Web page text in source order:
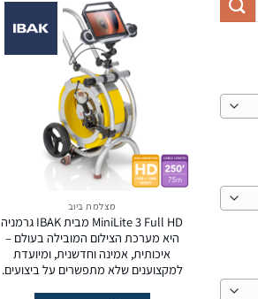
מצלמת ביוב
MiniLite 3 Full HD מבית IBAK גרמניה
היא מערכת הצילום המובילה בעולם –
איכותית, אמינה וחדשנית, ומיועדת
למקצוענים שלא מתפשרים על ביצועים.